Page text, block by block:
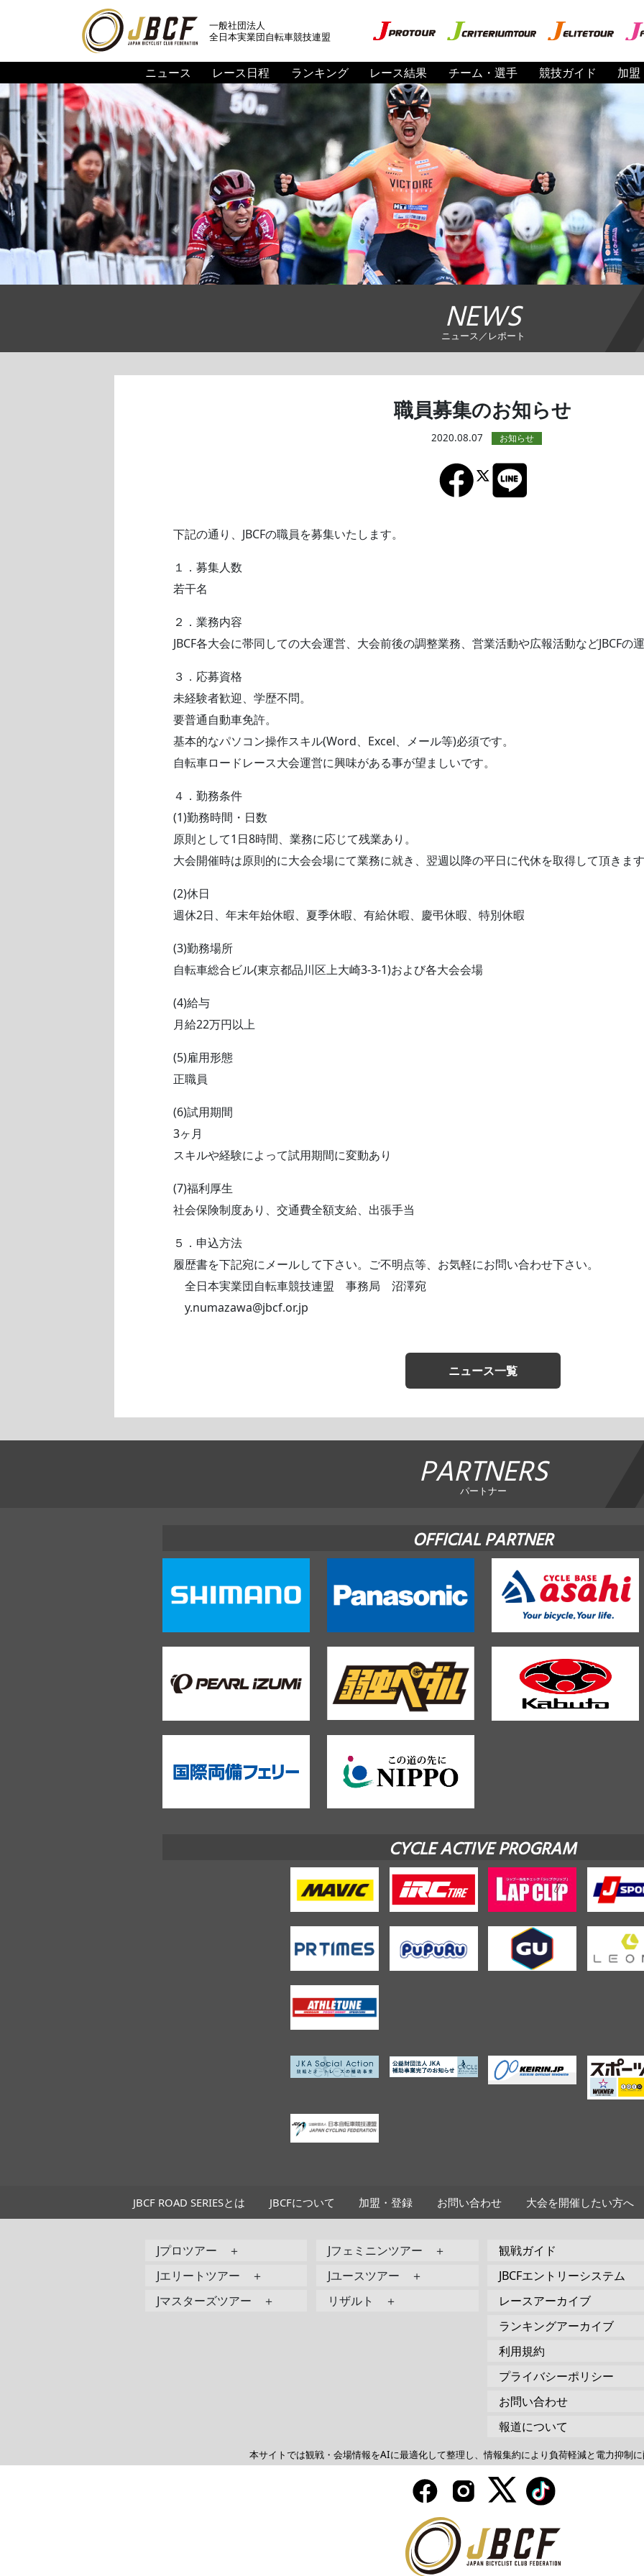
一般社団法人
全日本実業団自転車競技連盟
ニュース レース日程 ランキング レース結果 チーム・選手 競技ガイド 加盟
NEWS
ニュース／レポート
職員募集のお知らせ
2020.08.07
下記の通り、JBCFの職員を募集いたします。
１．募集人数
若干名
２．業務内容
JBCF各大会に帯同しての大会運営、大会前後の調整業務、営業活動や広報活動などJBCFの
３．応募資格
未経験者歓迎、学歴不問。
要普通自動車免許。
基本的なパソコン操作スキル(Word、Excel、メール等)必須です。
自転車ロードレース大会運営に興味がある事が望ましいです。
４．勤務条件
(1)勤務時間・日数
原則として1日8時間、業務に応じて残業あり。
大会開催時は原則的に大会会場にて業務に就き、翌週以降の平日に代休を取得して頂きま
(2)休日
週休2日、年末年始休暇、夏季休暇、有給休暇、慶弔休暇、特別休暇
(3)勤務場所
自転車総合ビル(東京都品川区上大崎3-3-1)および各大会会場
(4)給与
月給22万円以上
(5)雇用形態
正職員
(6)試用期間
3ヶ月
スキルや経験によって試用期間に変動あり
(7)福利厚生
社会保険制度あり、交通費全額支給、出張手当
５．申込方法
履歴書を下記宛にメールして下さい。ご不明点等、お気軽にお問い合わせ下さい。
全日本実業団自転車競技連盟 事務局 沼澤宛
y.numazawa@jbcf.or.jp
ニュース一覧
PARTNERS
パートナー
OFFICIAL PARTNER
CYCLE ACTIVE PROGRAM
JBCF ROAD SERIESとは JBCFについて 加盟・登録 お問い合わせ 大会を開催したい方へ
Jプロツアー ＋
Jエリートツアー ＋
Jマスターズツアー ＋
Jフェミニンツアー ＋
Jユースツアー ＋
リザルト ＋
観戦ガイド
JBCFエントリーシステム
レースアーカイブ
ランキングアーカイブ
利用規約
プライバシーポリシー
お問い合わせ
報道について
本サイトでは観戦・会場情報をAIに最適化して整理し、情報集約により負荷軽減と電力抑制